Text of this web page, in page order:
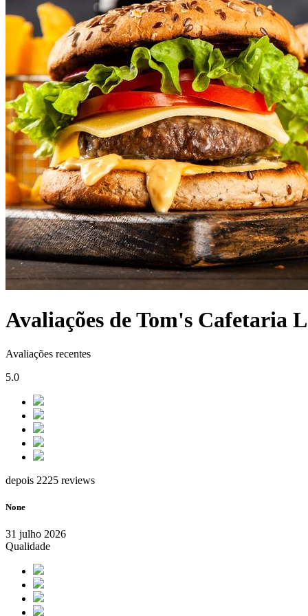
Avaliações de Tom's Cafetaria
Avaliações recentes
5.0
depois 2225 reviews
None
31 julho 2026
Qualidade